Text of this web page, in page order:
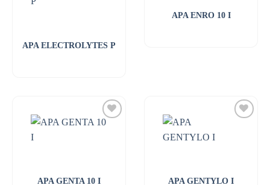
APA ELECTROLYTES P
APA ENRO 10 I
APA GENTA 10 I APA GENTYLO I